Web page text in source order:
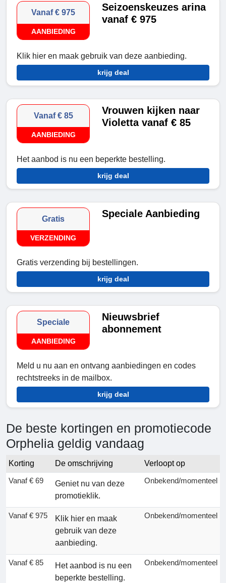
Vanaf € 975
AANBIEDING
Seizoenskeuzes arina
vanaf € 975
Klik hier en maak gebruik van deze aanbieding.
krijg deal
Vanaf € 85
AANBIEDING
Vrouwen kijken naar
Violetta vanaf € 85
Het aanbod is nu een beperkte bestelling.
krijg deal
Gratis
VERZENDING
Speciale Aanbieding
Gratis verzending bij bestellingen.
krijg deal
Speciale
AANBIEDING
Nieuwsbrief
abonnement
Meld u nu aan en ontvang aanbiedingen en codes
rechtstreeks in de mailbox.
krijg deal
De beste kortingen en promotiecode
Orphelia geldig vandaag
Korting De omschrijving
Verloopt op
Vanaf € 69
Geniet nu van deze
promotieklik.
Onbekend/momenteel
Vanaf € 975
Klik hier en maak
gebruik van deze
aanbieding.
Onbekend/momenteel
Vanaf € 85
Het aanbod is nu een
beperkte bestelling.
Onbekend/momenteel